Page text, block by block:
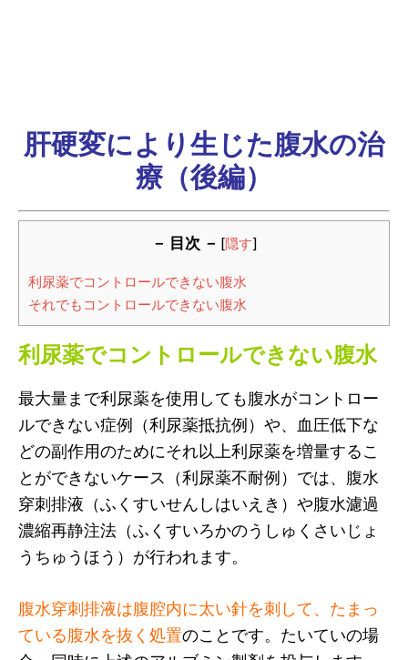
肝硬変により生じた腹水の治
療（後編）
－ 目次 － [隠す]
利尿薬でコントロールできない腹水
それでもコントロールできない腹水
利尿薬でコントロールできない腹水
最大量まで利尿薬を使用しても腹水がコントロー
ルできない症例（利尿薬抵抗例）や、血圧低下な
どの副作用のためにそれ以上利尿薬を増量するこ
とができないケース（利尿薬不耐例）では、腹水
穿刺排液（ふくすいせんしはいえき）や腹水濾過
濃縮再静注法（ふくすいろかのうしゅくさいじょ
うちゅうほう）が行われます。
腹水穿刺排液は腹腔内に太い針を刺して、たまっ
ている腹水を抜く処置のことです。たいていの場